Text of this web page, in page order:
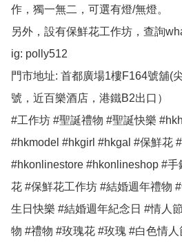
作，獨一無二，可選有燈/無燈。
另外，設有保鮮花工作坊，查詢
ig: polly512
門市地址: 首都廣場1樓F164號舖(
號，近百樂酒店，港鐵B2出口）
#工作坊 #聖誕禮物 #聖誕快樂
#hkmodel #hkgirl #hkgal #保鮮花
#hkonlinestore #hkonlineshop #手
花 #保鮮花工作坊 #結婚週年禮物
生日快樂 #結婚週年紀念日 #情人
物 #禮物 #玫瑰花 #玫瑰 #白色情人